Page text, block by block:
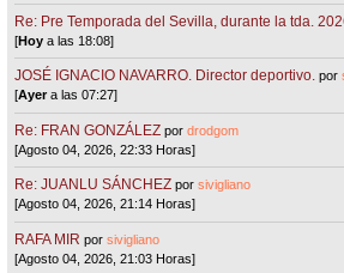
Re: Pre Temporada del Sevilla, durante la tda.
[Hoy a las 18:08]
JOSÉ IGNACIO NAVARRO. Director deportivo. por
[Ayera las 07:27]
Re: FRAN GONZÁLEZ pordrodgom
[Agosto 04, 2026, 22:33 Horas]
Re: JUANLU SÁNCHEZ porsivigliano
[Agosto 04, 2026, 21:14 Horas]
RAFA MIR porsivigliano
[Agosto 04, 2026, 21:03 Horas]